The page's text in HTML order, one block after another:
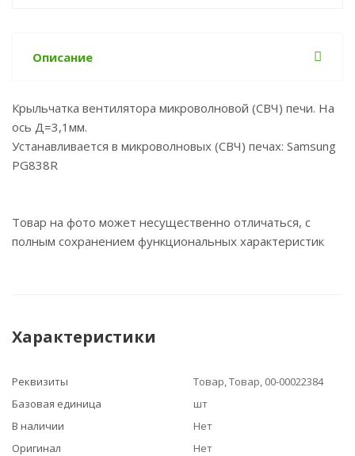
Описание
Крыльчатка вентилятора микроволновой (СВЧ) печи. На
ось Д=3,1мм.
Устанавливается в микроволновых (СВЧ) печах: Samsung
PG838R
Товар на фото может несущественно отличаться, с
полным сохранением функциональных характеристик
Характеристики
Реквизиты
Товар, Товар, 00-00022384
Базовая единица
шт
В наличии
Нет
Оригинал
Нет